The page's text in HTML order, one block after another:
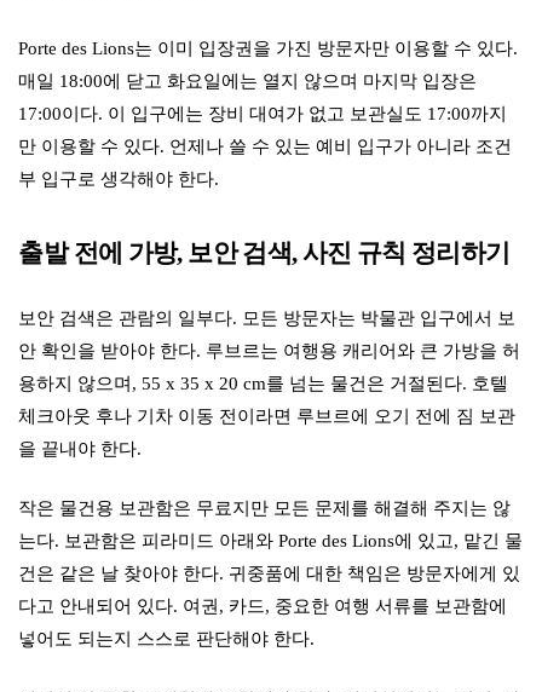
Porte des Lions는 이미 입장권을 가진 방문자만 이용할 수 있다.
매일 18:00에 닫고 화요일에는 열지 않으며 마지막 입장은
17:00이다. 이 입구에는 장비 대여가 없고 보관실도 17:00까지
만 이용할 수 있다. 언제나 쓸 수 있는 예비 입구가 아니라 조건
부 입구로 생각해야 한다.
출발 전에 가방, 보안 검색, 사진 규칙 정리하기
보안 검색은 관람의 일부다. 모든 방문자는 박물관 입구에서 보
안 확인을 받아야 한다. 루브르는 여행용 캐리어와 큰 가방을 허
용하지 않으며, 55 x 35 x 20 cm를 넘는 물건은 거절된다. 호텔
체크아웃 후나 기차 이동 전이라면 루브르에 오기 전에 짐 보관
을 끝내야 한다.
작은 물건용 보관함은 무료지만 모든 문제를 해결해 주지는 않
는다. 보관함은 피라미드 아래와 Porte des Lions에 있고, 맡긴 물
건은 같은 날 찾아야 한다. 귀중품에 대한 책임은 방문자에게 있
다고 안내되어 있다. 여권, 카드, 중요한 여행 서류를 보관함에
넣어도 되는지 스스로 판단해야 한다.